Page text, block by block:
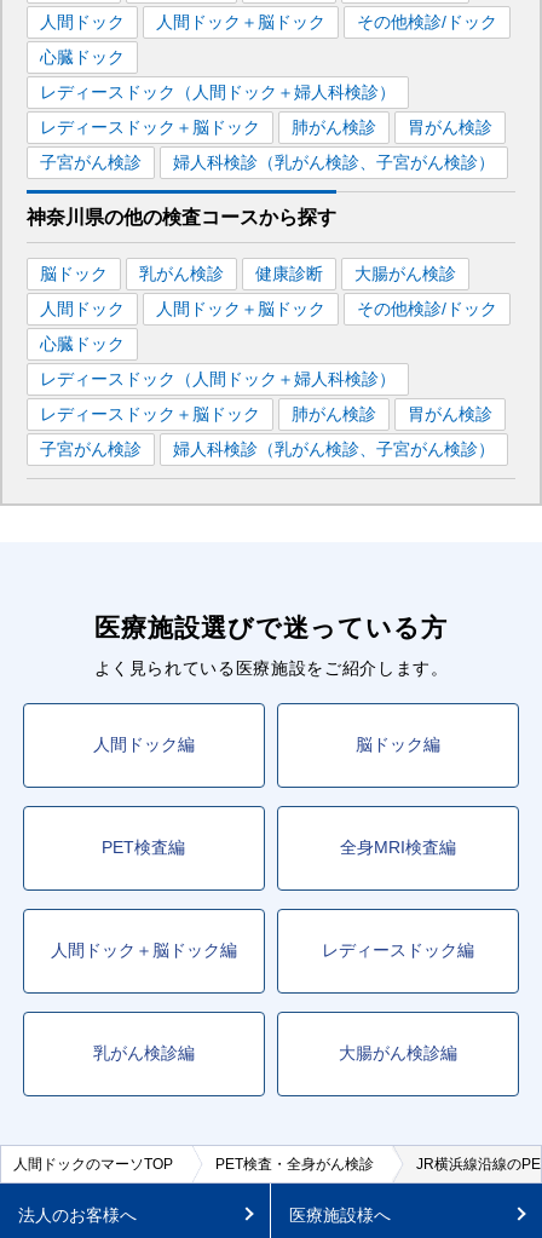
人間ドック
人間ドック＋脳ドック
その他検診/ドック
心臓ドック
レディースドック（人間ドック＋婦人科検診）
レディースドック＋脳ドック
肺がん検診
胃がん検診
子宮がん検診
婦人科検診（乳がん検診、子宮がん検診）
神奈川県の他の検査コースから探す
脳ドック 乳がん検診 健康診断
大腸がん検診
人間ドック
人間ドック＋脳ドック
その他検診/ドック
心臓ドック
レディースドック（人間ドック＋婦人科検診）
レディースドック＋脳ドック
肺がん検診
胃がん検診
子宮がん検診
婦人科検診（乳がん検診、子宮がん検診）
医療施設選びで迷っている方
よく見られている医療施設をご紹介します。
人間ドック編 脳ドック編
PET検査編 全身MRI検査編
人間ドック＋脳ドック編 レディースドック編
乳がん検診編 大腸がん検診編
人間ドックのマーソTOP PET検査・全身がん検診 JR横浜線沿線の
法人のお客様へ 医療施設様へ